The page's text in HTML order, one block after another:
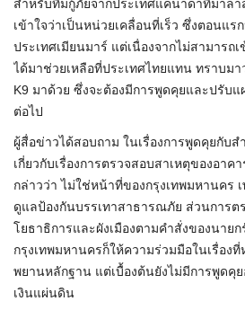
สำหรับทีมกู้ภัยจากประเทศแคนาดาที่มาล่
เข้าใจว่าเป็นหน่วยเคลื่อนที่เร็ว ซึ่งตอนแร
ประเทศเมียนมาร์ แต่เนื่องจากไม่สามารถ
ได้มาช่วยเหลือที่ประเทศไทยแทน ทราบม
K9 มาด้วย ซึ่งจะต้องมีการพูดคุยและปรับแ
ต่อไป
ผู้สื่อข่าวได้สอบถาม ในเรื่องการพูดคุยกับ
เกี่ยวกับเรื่องการตรวจสอบสาเหตุของอา
กล่าวว่า ไม่ใช่หน้าที่ของกรุงเทพมหานคร
ดูแลป้องกันบรรเทาสาธารณภัย ส่วนการต
โยธาธิการและผังเมืองตามคำสั่งของนาย
กรุงเทพมหานครก็ให้ความร่วมมือในเรื่องที่
พยานหลักฐาน แต่เบื้องต้นยังไม่มีการพูดคุ
เงินแผ่นดิน